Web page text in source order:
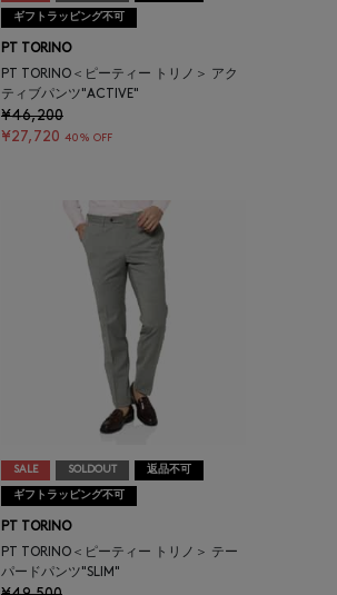
ギフトラッピング不可
PT TORINO
PT TORINO＜ピーティー トリノ＞ アク
ティブパンツ"ACTIVE"
¥46,200
¥27,720 40% OFF
SALE SOLDOUT 返品不可
ギフトラッピング不可
PT TORINO
PT TORINO＜ピーティー トリノ＞ テー
パードパンツ"SLIM"